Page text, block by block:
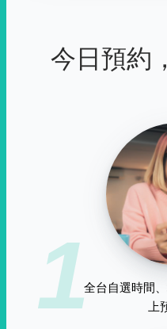
今日預約
1全台自選時間
上